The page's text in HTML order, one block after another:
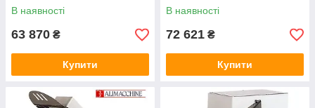
В наявності
63 870 ₴
Купити
В наявності
72 621 ₴
Купити